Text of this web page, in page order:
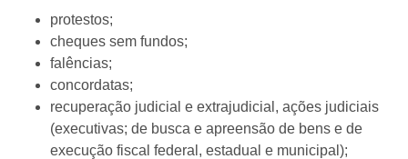
protestos;
cheques sem fundos;
falências;
concordatas;
recuperação judicial e extrajudicial, ações judiciais
(executivas; de busca e apreensão de bens e de
execução fiscal federal, estadual e municipal);